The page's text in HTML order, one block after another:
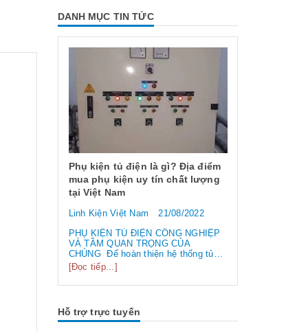
DANH MỤC TIN TỨC
Phụ kiện tủ điện là gì? Địa điểm
mua phụ kiện uy tín chất lượng
tại Việt Nam
Linh Kiện Việt Nam
21/08/2022
PHỤ KIỆN TỦ ĐIỆN CÔNG NGHIỆP
VÀ TẦM QUAN TRỌNG CỦA
CHÚNG Để hoàn thiện hệ thống tủ
điện công nghiệp thì ngoài vỏ tủ điện,
bạn cần phải sử dụng đến rất nhiều
linh kiện tủ điện công nghiệp khác
công nghiệp bao gồm những gì?
Chúng có tác dụng như thế nào hãy...
[Đọc tiếp...]
Hỗ trợ trực tuyến